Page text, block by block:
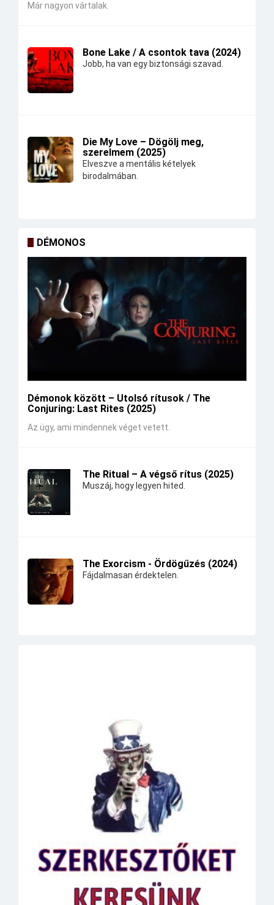
Már nagyon vártalak.
Bone Lake / A csontok tava (2024)
Jobb, ha van egy biztonsági szavad.
Die My Love – Dögölj meg,
szerelmem (2025)
Elveszve a mentális kételyek
birodalmában.
DÉMONOS
Démonok között – Utolsó rítusok / The
Conjuring: Last Rites (2025)
Az ügy, ami mindennek véget vetett.
The Ritual – A végső rítus (2025)
Muszáj, hogy legyen hited.
The Exorcism - Ördögűzés (2024)
Fájdalmasan érdektelen.